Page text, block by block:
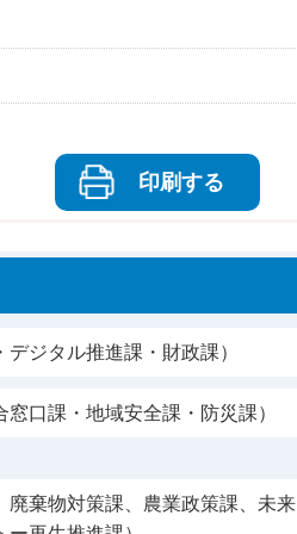
印刷する
ジタル推進課・財政課）
口課・地域安全課・防災課）
廃棄物対策課、農業政策課、未来